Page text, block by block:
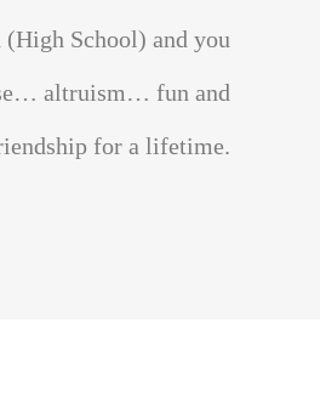
(High School) and you
altruism… fun and
for a lifetime.